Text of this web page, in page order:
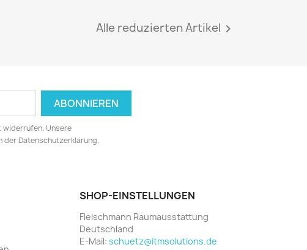
Alle reduzierten Artikel 
widerrufen. Unsere
der Datenschutzerklärung.
SHOP-EINSTELLUNGEN
Fleischmann Raumausstattung
Deutschland
E-Mail: schuetz@itmsolutions.de